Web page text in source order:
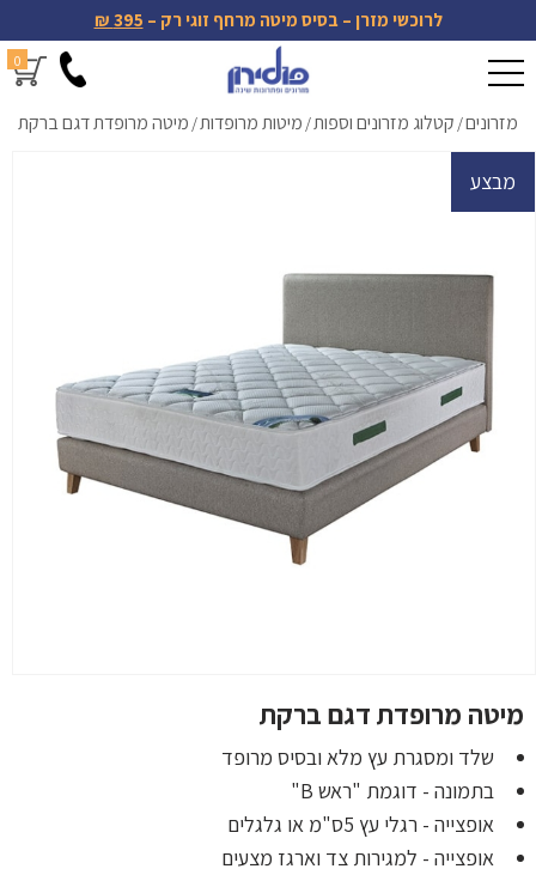
לרוכשי מזרן – בסיס מיטה מרחף זוגי רק – 395 ₪
0
מזרונים/ קטלוג מזרונים וספות/ מיטות מרופדות/ מיטה מרופדת דגם ברקת
מבצע
מיטה מרופדת דגם ברקת
שלד ומסגרת עץ מלא ובסיס מרופד
בתמונה - דוגמת "ראש B"
אופצייה - רגלי עץ 5ס"מ או גלגלים
אופצייה - למגירות צד וארגז מצעים